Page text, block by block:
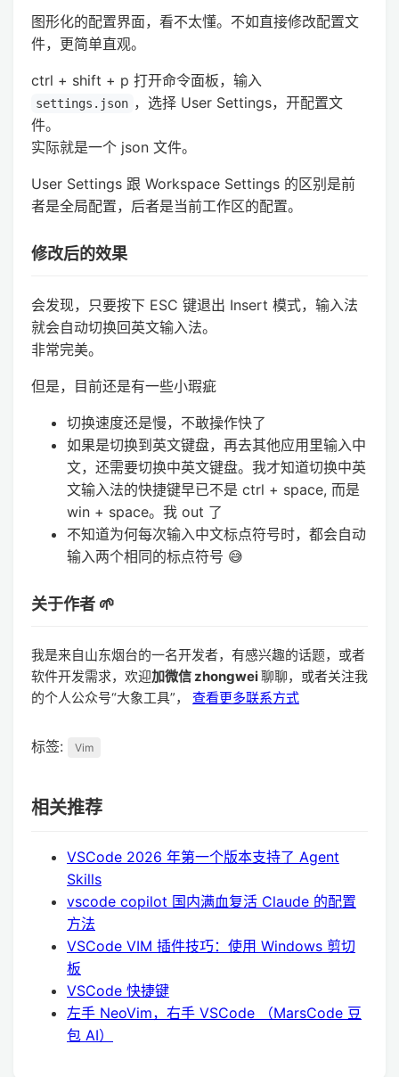
图形化的配置界面，看不太懂。不如直接修改配置文
件，更简单直观。
ctrl + shift + p 打开命令面板，输入
settings.json ，选择 User Settings，开配置文
件。
实际就是一个 json 文件。
User Settings 跟 Workspace Settings 的区别是前
者是全局配置，后者是当前工作区的配置。
修改后的效果
会发现，只要按下 ESC 键退出 Insert 模式，输入法
就会自动切换回英文输入法。
非常完美。
但是，目前还是有一些小瑕疵
切换速度还是慢，不敢操作快了
如果是切换到英文键盘，再去其他应用里输入中
文，还需要切换中英文键盘。我才知道切换中英
文输入法的快捷键早已不是 ctrl + space, 而是
win + space。我 out 了
不知道为何每次输入中文标点符号时，都会自动
输入两个相同的标点符号 😅
关于作者 🌱
我是来自山东烟台的一名开发者，有感兴趣的话题，或者
软件开发需求，欢迎加微信 zhongwei聊聊，或者关注我
的个人公众号“大象工具”， 查看更多联系方式
标签: Vim
相关推荐
VSCode 2026 年第一个版本支持了 Agent
Skills
vscode copilot 国内满血复活 Claude 的配置
方法
VSCode VIM 插件技巧：使用 Windows 剪切
板
VSCode 快捷键
左手 NeoVim，右手 VSCode （MarsCode 豆
包 AI）